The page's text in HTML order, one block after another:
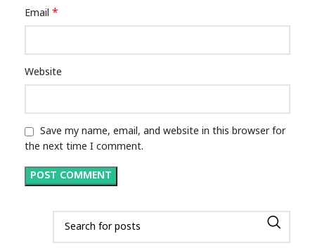
Email *
Website
Save my name, email, and website in this browser for
the next time I comment.